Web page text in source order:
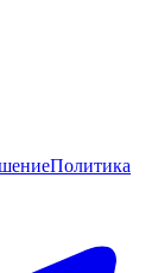
Политика